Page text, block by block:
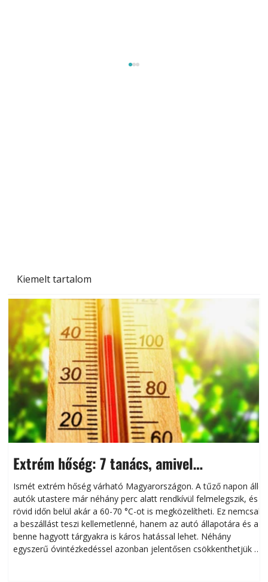
Kiemelt tartalom
Extrém hőség: 7 tanács, amivel
megóvhatjuk autónkat a nyári károktól
Ismét extrém hőség várható Magyarországon. A tűző napon álló
autók utastere már néhány perc alatt rendkívül felmelegszik, és
rövid időn belül akár a 60-70 °C-ot is megközelítheti. Ez nemcsak
a beszállást teszi kellemetlenné, hanem az autó állapotára és a
benne hagyott tárgyakra is káros hatással lehet. Néhány
egyszerű óvintézkedéssel azonban jelentősen csökkenthetjük a